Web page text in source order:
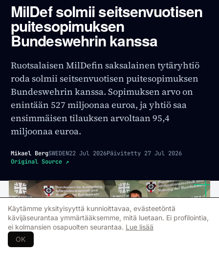
MilDef solmii seitsenvuotisen
puitesopimuksen
Bundeswehrin kanssa
Ruotsalaisen MilDefin saksalainen tytäryhtiö
roda solmii seitsenvuotisen puitesopimuksen
Bundeswehrin kanssa. Sopimuksen arvo on
enintään 527 miljoonaa euroa, ja yhtiö saa
ensimmäisen tilauksen arvoltaan 95,4
miljoonaa euroa.
Mikael BergSWEDEN22 Jul 2026Päivitetty 27 Jul 2026
Original Source ↗
Käytämme yksityisyyttä kunnioittavaa, evästeetöntä
kävijäseurantaa ymmärtääksemme, mitä luetaan. Ei profilointia,
ei kolmansien osapuolten seurantaa. Lue lisää
OK